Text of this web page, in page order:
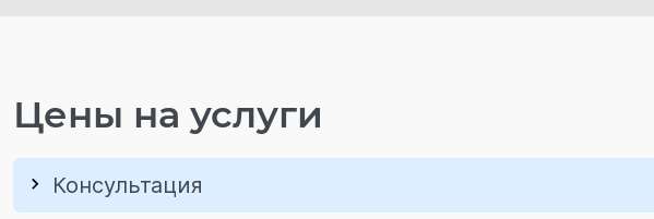
Цены на услуги
Консультация